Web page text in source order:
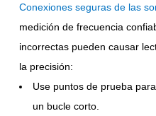
Conexiones seguras de las
medición de frecuencia
incorrectas pueden causar
la precisión:
Use puntos de prueba
un bucle corto.